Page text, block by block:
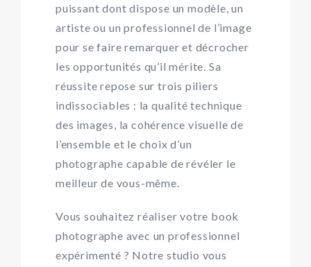
puissant dont dispose un modèle, un
artiste ou un professionnel de l’image
pour se faire remarquer et décrocher
les opportunités qu’il mérite. Sa
réussite repose sur trois piliers
indissociables : la qualité technique
des images, la cohérence visuelle de
l’ensemble et le choix d’un
photographe capable de révéler le
meilleur de vous-même.
Vous souhaitez réaliser votre book
photographe avec un professionnel
expérimenté ? Notre studio vous